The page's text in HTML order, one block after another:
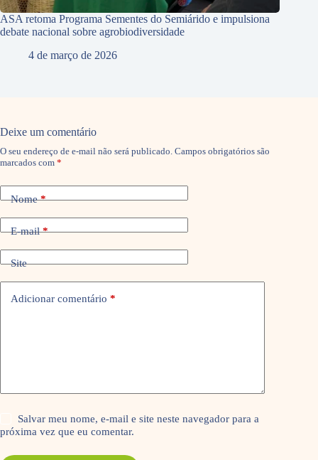
ASA retoma Programa Sementes do Semiárido e impulsiona
debate nacional sobre agrobiodiversidade
4 de março de 2026
Deixe um comentário
O seu endereço de e-mail não será publicado. Campos obrigatórios são
marcados com *
Nome*
E-mail*
Site
Adicionar comentário *
Salvar meu nome, e-mail e site neste navegador para a
próxima vez que eu comentar.